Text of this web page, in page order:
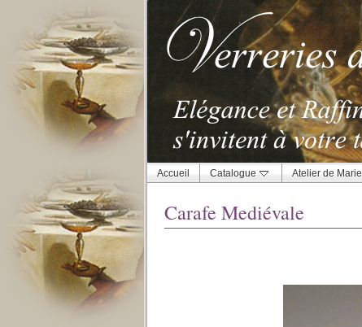
Accueil Catalogue Atelier de Marie
Carafe Mediévale